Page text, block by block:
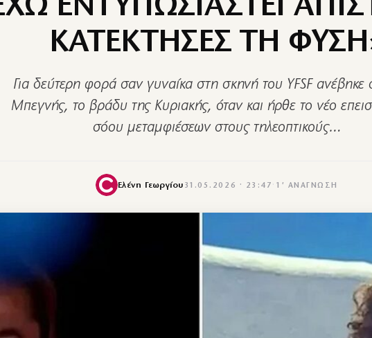
ΕΝΤΥΠΩΣΙΑΣΤΕΙ
ΚΑΤΕΚΤΗΣΕΣ ΤΗ
Για δεύτερη φορά σαν γυναίκα στη σκηνή του YFSF
Μπεγνής, το βράδυ της Κυριακής, όταν και ήρθε το νέο
σόου μεταμφιέσεων στους τηλεοπτικούς…
Ελένη Γεωργίου 31.05.2026 · 23:47 · 1′ ΑΝΆΓΝΩΣΗ